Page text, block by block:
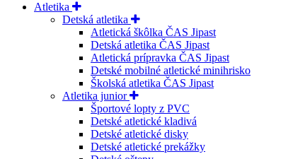
Atletika
Detská atletika
Atletická škôlka ČAS Jipast
Detská atletika ČAS Jipast
Atletická prípravka ČAS Jipast
Detské mobilné atletické minihrisko
Školská atletika ČAS Jipast
Atletika junior
Športové lopty z PVC
Detské atletické kladivá
Detské atletické disky
Detské atletické prekážky